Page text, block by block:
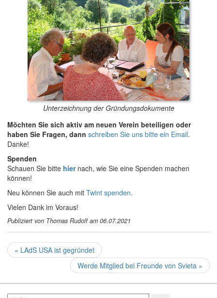
Unterzeichnung der Gründungsdokumente
Möchten Sie sich aktiv am neuen Verein beteiligen oder
haben Sie Fragen, dann schreiben Sie uns bitte ein Email.
Danke!
Spenden
Schauen Sie bitte hiernach, wie Sie eine Spenden machen
können!
Neu können Sie auch mit Twint spenden.
Vielen Dank im Voraus!
Publiziert von Thomas Rudolf am 06.07.2021
« LAdS USA ist gegründet
Werde Mitglied bei Freunde von Svieta »